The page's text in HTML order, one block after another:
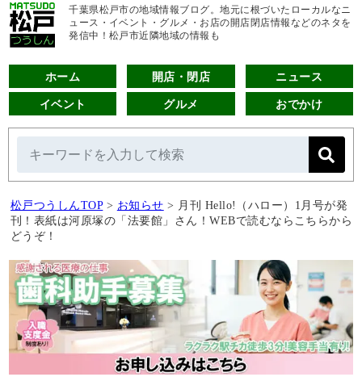
千葉県松戸市の地域情報ブログ。地元に根づいたローカルなニ
ュース・イベント・グルメ・お店の開店閉店情報などのネタを
発信中！松戸市近隣地域の情報も
ホーム 開店・閉店 ニュース
イベント グルメ おでかけ
松戸つうしんTOP > お知らせ > 月刊 Hello!（ハロー）1月号が発
刊！表紙は河原塚の「法要館」さん！WEBで読むならこちらから
どうぞ！